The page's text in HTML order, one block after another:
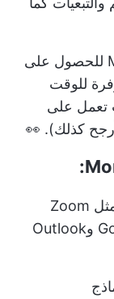
استخدم لوحات معلومات Monday.com للحصول على
للوقت
تعمل على
كذلك). 👀
يتكامل Monday.com مع أدوات مثل Zoom
وSlack وMilchimp وGoogle Drive وOutlook